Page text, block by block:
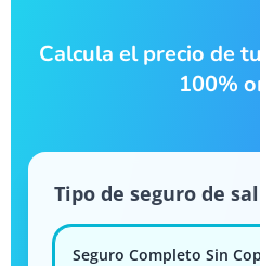
Calcula el precio de
100%
Tipo de seguro de
Seguro Completo Sin